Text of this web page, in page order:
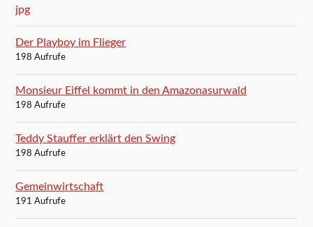
Der Playboy im Flieger
198 Aufrufe
Monsieur Eiffel kommt in den Amazonasurwald
198 Aufrufe
Teddy Stauffer erklärt den Swing
198 Aufrufe
Gemeinwirtschaft
191 Aufrufe